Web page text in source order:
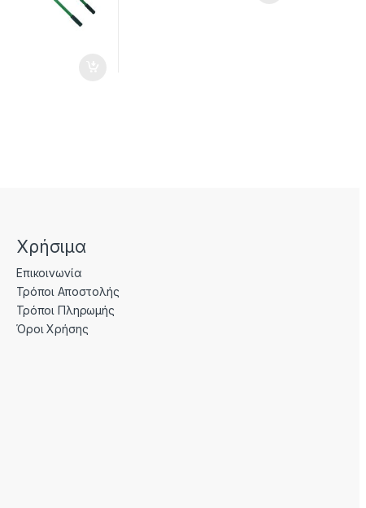
Χρήσιμα
Επικοινωνία
Τρόποι Αποστολής
Τρόποι Πληρωμής
Όροι Χρήσης